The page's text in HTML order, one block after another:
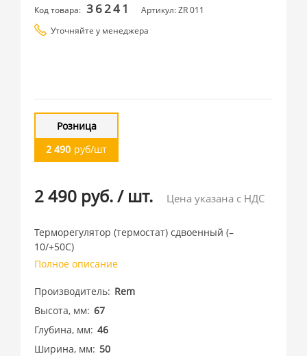
Код товара: 36241
Артикул: ZR 011
Уточняйте у менеджера
Розница
2 490 руб/шт
2 490 руб./ шт. Цена указана с НДС
Терморегулятор (термостат) сдвоенный (–
10/+50С)
Полное описание
Производитель Rem
Высота, мм 67
Глубина, мм 46
Ширина, мм
50